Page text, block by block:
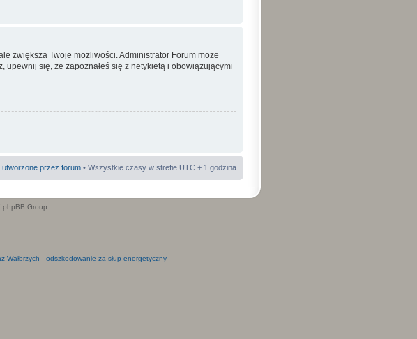
zwiększa Twoje możliwości. Administrator Forum może
się, że zapoznałeś się z netykietą i obowiązującymi
przez forum • Wszystkie czasy w strefie UTC + 1 godzina
Group
Wałbrzych - odszkodowanie za słup energetyczny